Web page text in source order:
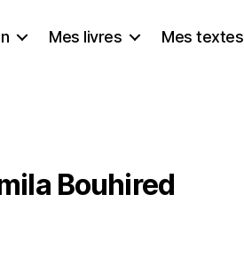
Mes livres Mes textes
Bouhired